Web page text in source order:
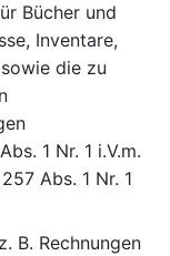
Bücher und
Inventare,
die zu
1 Nr. 1 i.V.m.
Abs. 1 Nr. 1
B. Rechnungen